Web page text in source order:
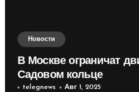
Новости
В Москве ограничат
Садовом кольце
telegnews Авг 1, 2025